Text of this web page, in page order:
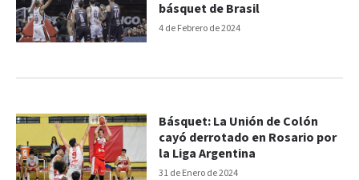
4 de Febrero de 2024
básquet de Brasil
31 de Enero de 2024
Básquet: La Unión de Colón
cayó derrotado en Rosario por
la Liga Argentina